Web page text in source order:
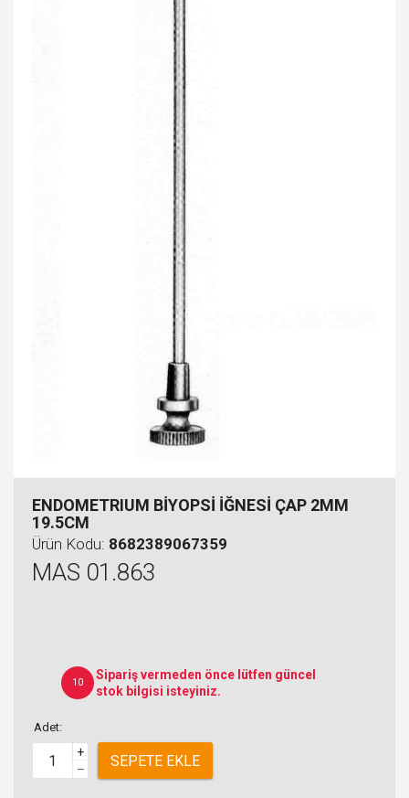
ENDOMETRIUM BİYOPSİ İĞNESİ ÇAP 2MM
19.5CM
Ürün Kodu: 8682389067359
MAS 01.863
10
Sipariş vermeden önce lütfen güncel
stok bilgisi isteyiniz.
Adet:
+
–
SEPETE EKLE